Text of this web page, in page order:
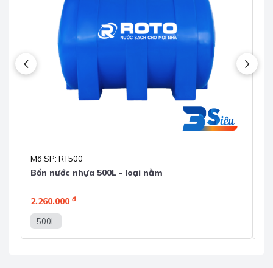
Mã SP: RT500
Bồn nước nhựa 500L - loại nằm
2.260.000 đ
500L